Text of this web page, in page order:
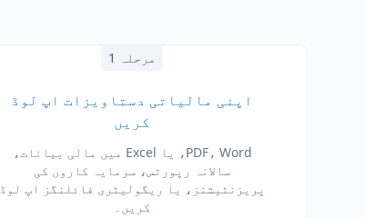
مرحلہ 1
اپنی مالیاتی دستاویزات اپ لوڈ
کریں
PDF، Word، یا Excel میں مالی بیانات،
سالانہ رپورٹس، سرمایہ کاروں کی
پریزنٹیشنز، یا ریگولیٹری فائلنگز اپ لوڈ
کریں۔